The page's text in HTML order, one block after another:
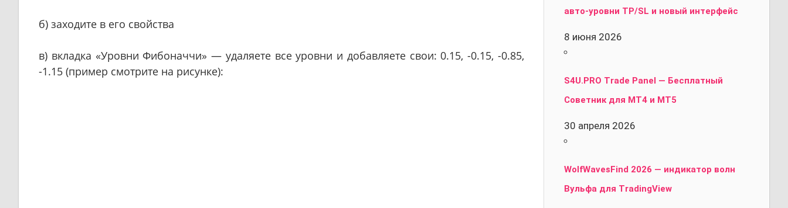
б) заходите в его свойства
в) вкладка «Уровни Фибоначчи» — удаляете все уровни и добавляете свои: 0.15, -0.15, -0.85,
-1.15 (пример смотрите на рисунке):
авто-уровни TP/SL и новый интерфейс
8 июня 2026
S4U.PRO Trade Panel — Бесплатный
Советник для MT4 и MT5
30 апреля 2026
WolfWavesFind 2026 — индикатор волн
Вульфа для TradingView